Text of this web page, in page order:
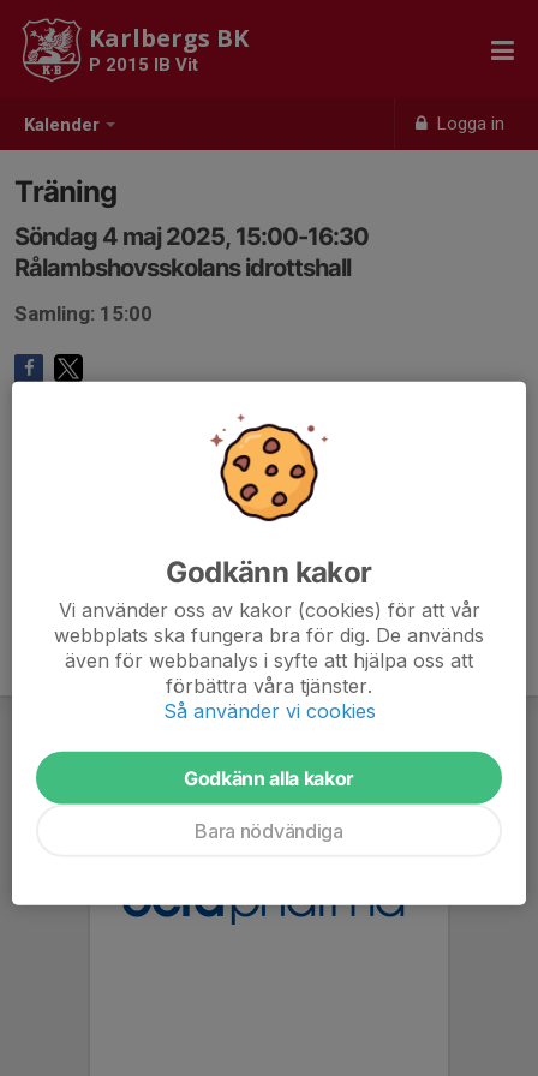
Kalender Logga in
Karlbergs BK
P 2015 IB Vit
Träning
Söndag 4 maj 2025, 15:00-16:30
Rålambshovsskolans idrottshall
Samling: 15:00
Godkänn kakor
Vi använder oss av kakor (cookies) för att vår
webbplats ska fungera bra för dig. De används
även för webbanalys i syfte att hjälpa oss att
förbättra våra tjänster.
Så använder vi cookies
Godkänn alla kakor
Bara nödvändiga